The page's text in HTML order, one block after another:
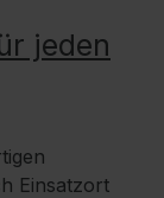
jeden
Einsatzort